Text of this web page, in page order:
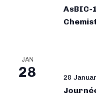
AsBIC-12 Asian Biological
JAN
28 28